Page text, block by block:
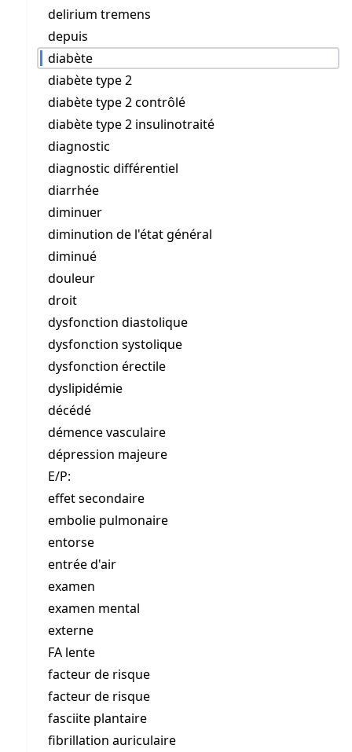
delirium tremens
depuis
diabète
diabète type 2
diabète type 2 contrôlé
diabète type 2 insulinotraité
diagnostic
diagnostic différentiel
diarrhée
diminuer
diminution de l'état général
diminué
douleur
droit
dysfonction diastolique
dysfonction systolique
dysfonction érectile
dyslipidémie
décédé
démence vasculaire
dépression majeure
E/P:
effet secondaire
embolie pulmonaire
entorse
entrée d'air
examen
examen mental
externe
FA lente
facteur de risque
facteur de risque
fasciite plantaire
fibrillation auriculaire